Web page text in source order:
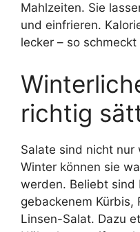
Mahlzeiten. Sie
und einfrieren.
lecker – so
richtig
Salate sind nicht nur
Winter können sie
werden. Beliebt sind
gebackenem Kürbis,
Linsen-Salat. Dazu